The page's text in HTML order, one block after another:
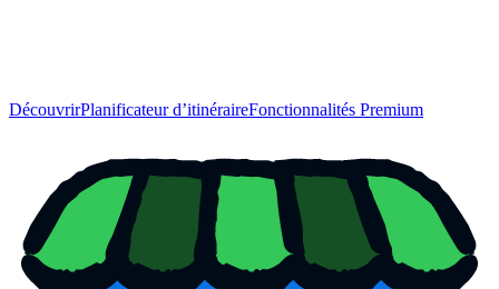
DécouvrirPlanificateur d’itinéraireFonctionnalités Premium